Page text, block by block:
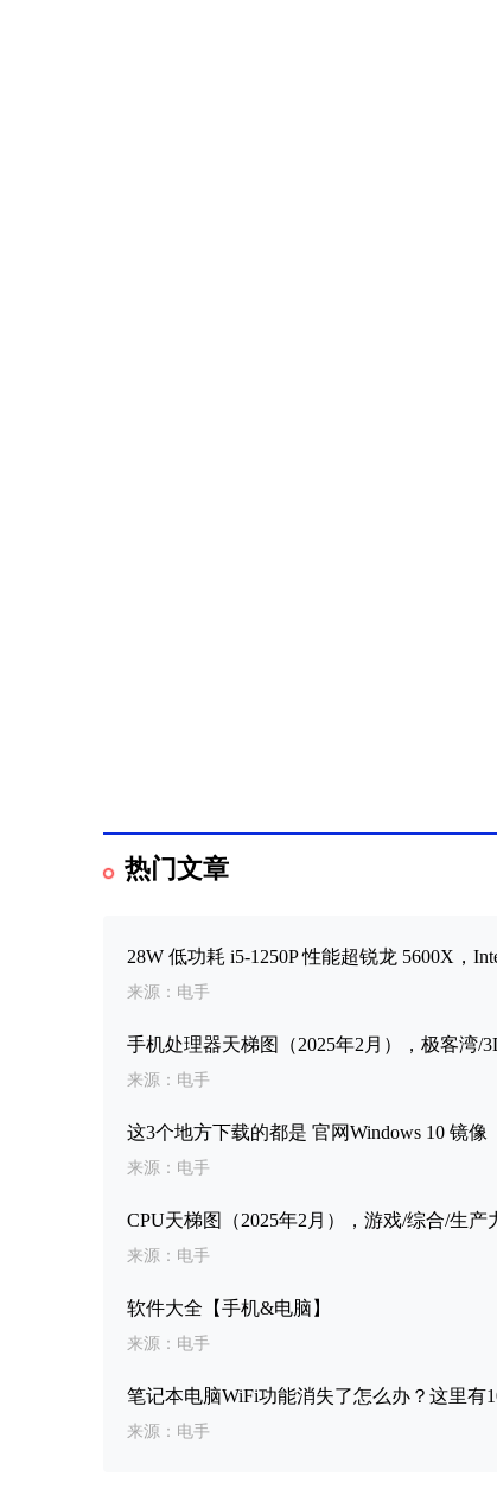
热门文章
28W 低功耗 i5-1250P 性能超锐龙 5600X，
来源：电手
手机处理器天梯图（2025年2月），极客湾/
来源：电手
这3个地方下载的都是 官网Windows 10 镜像
来源：电手
CPU天梯图（2025年2月），游戏/综合/生
来源：电手
软件大全【手机&电脑】
来源：电手
笔记本电脑WiFi功能消失了怎么办？这里有
来源：电手